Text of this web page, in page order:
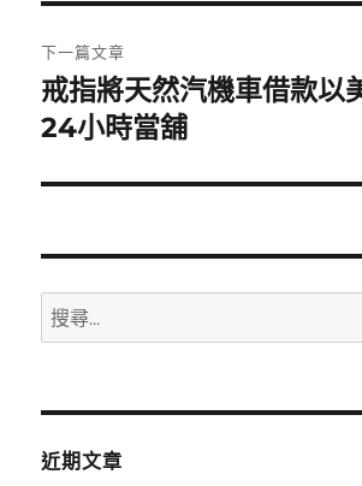
覽
篇
文
章:
下一篇文章
下
一
文
戒指將天然汽機車借款以
24小時當舖
搜
尋
鍵
近期文章